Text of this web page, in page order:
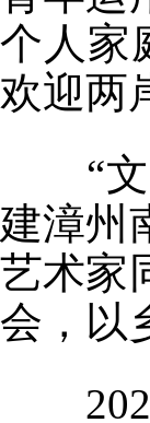
个人家
欢迎两
“文同
建漳州
艺术家
会，以
2026